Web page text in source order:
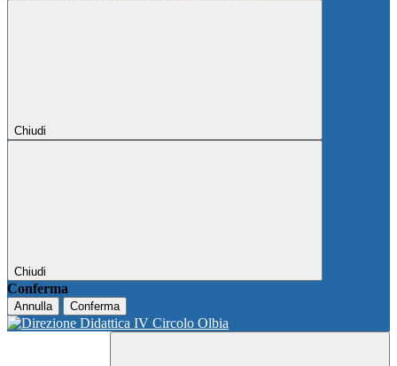
Chiudi
Chiudi
Conferma
Annulla Conferma